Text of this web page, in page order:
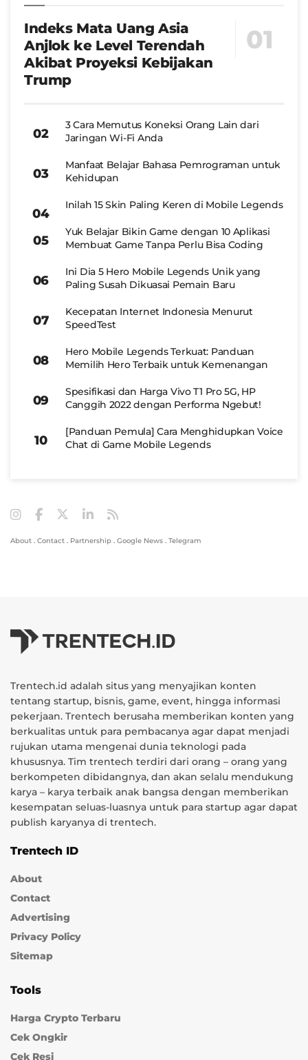
Indeks Mata Uang Asia
Anjlok ke Level Terendah
Akibat Proyeksi Kebijakan
Trump
3 Cara Memutus Koneksi Orang Lain dari
Jaringan Wi-Fi Anda
Manfaat Belajar Bahasa Pemrograman untuk
Kehidupan
Inilah 15 Skin Paling Keren di Mobile Legends
Yuk Belajar Bikin Game dengan 10 Aplikasi
Membuat Game Tanpa Perlu Bisa Coding
Ini Dia 5 Hero Mobile Legends Unik yang
Paling Susah Dikuasai Pemain Baru
Kecepatan Internet Indonesia Menurut
SpeedTest
Hero Mobile Legends Terkuat: Panduan
Memilih Hero Terbaik untuk Kemenangan
Spesifikasi dan Harga Vivo T1 Pro 5G, HP
Canggih 2022 dengan Performa Ngebut!
[Panduan Pemula] Cara Menghidupkan Voice
Chat di Game Mobile Legends
About . Contact . Partnership . Google News . Telegram
Trentech.id adalah situs yang menyajikan konten
tentang startup, bisnis, game, event, hingga informasi
pekerjaan. Trentech berusaha memberikan konten yang
berkualitas untuk para pembacanya agar dapat menjadi
rujukan utama mengenai dunia teknologi pada
khususnya. Tim trentech terdiri dari orang – orang yang
berkompeten dibidangnya, dan akan selalu mendukung
karya – karya terbaik anak bangsa dengan memberikan
kesempatan seluas-luasnya untuk para startup agar dapat
publish karyanya di trentech.
Trentech ID
About
Contact
Advertising
Privacy Policy
Sitemap
Tools
Harga Crypto Terbaru
Cek Ongkir
Cek Resi